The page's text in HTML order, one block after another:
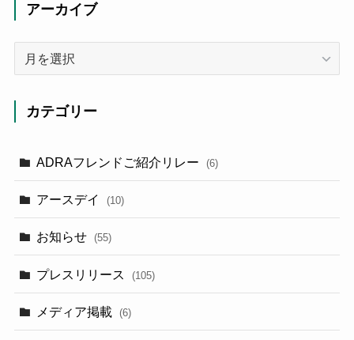
アーカイブ
カテゴリー
ADRAフレンドご紹介リレー (6)
アースデイ (10)
お知らせ (55)
プレスリリース (105)
メディア掲載 (6)